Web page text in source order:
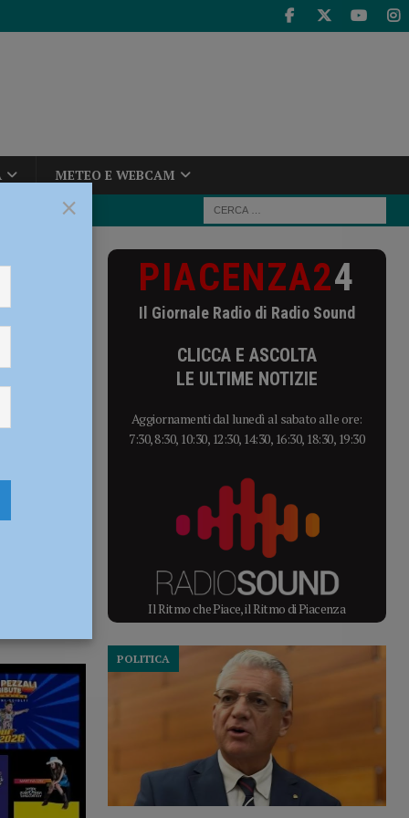
METEO E WEBCAM
di
PIACENZA24
Il Giornale Radio di Radio Sound
CLICCA E ASCOLTA
LE ULTIME NOTIZIE
Aggiornamenti dal lunedì al sabato alle ore:
7:30, 8:30, 10:30, 12:30, 14:30, 16:30, 18:30, 19:30
Il Ritmo che Piace, il Ritmo di Piacenza
POLITICA
×